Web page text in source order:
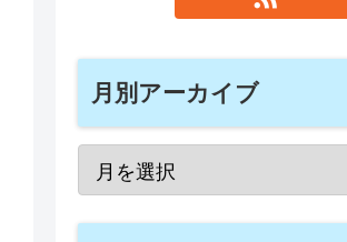
月別アーカイブ